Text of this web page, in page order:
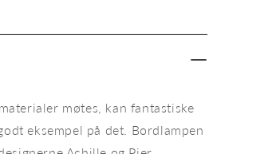
møtes, kan fantastiske
eksempel på det. Bordlampen